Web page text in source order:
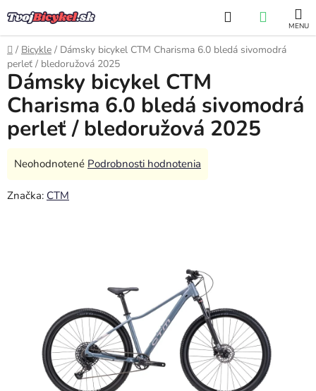
na
obsah
Hľadať
KOŠÍK
Domov
/ Bicykle / Dámsky bicykel CTM Charisma 6.0 bledá sivomodrá
perleť / bledoružová 2025
Dámsky bicykel CTM
Charisma 6.0 bledá sivomodrá
perleť / bledoružová 2025
Priemerné
produktu
Neohodnotené Podrobnosti hodnotenia
Značka: CTM